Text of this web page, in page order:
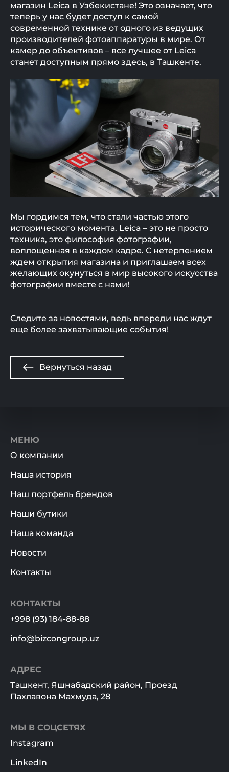
магазин Leica в Узбекистане! Это означает, что
теперь у нас будет доступ к самой
современной технике от одного из ведущих
производителей фотоаппаратуры в мире. От
камер до объективов – все лучшее от Leica
станет доступным прямо здесь, в Ташкенте.
Мы гордимся тем, что стали частью этого
исторического момента. Leica – это не просто
техника, это философия фотографии,
воплощенная в каждом кадре. С нетерпением
ждем открытия магазина и приглашаем всех
желающих окунуться в мир высокого искусства
фотографии вместе с нами!
Следите за новостями, ведь впереди нас ждут
еще более захватывающие события!
Вернуться назад
МЕНЮ
О компании
Наша история
Наш портфель брендов
Наши бутики
Наша команда
Новости
Контакты
КОНТАКТЫ
+998 (93) 184-88-88
info@bizcongroup.uz
АДРЕС
Ташкент, Яшнабадский район, Проезд
Пахлавона Махмуда, 28
МЫ В СОЦСЕТЯХ
Instagram
LinkedIn